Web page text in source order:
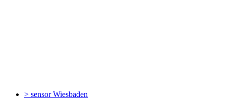
> sensorWiesbaden